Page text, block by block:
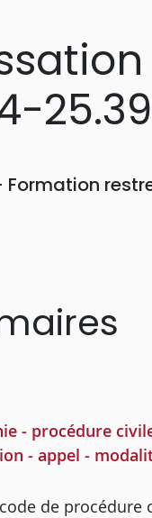
- procédure
- appel -
de